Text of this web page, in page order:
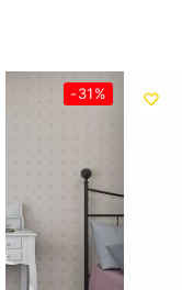
-31%